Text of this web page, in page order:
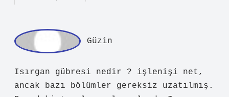
Defne! Sevgili katkılarınız
sayesinde yazının dili
hale geldi ve anlatımdaha net leşti.
Kasım 22, 2025 Yanıtla